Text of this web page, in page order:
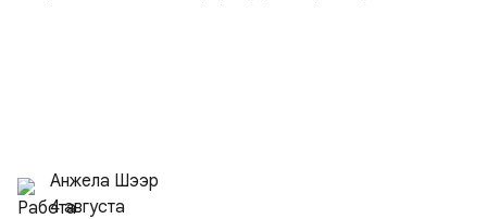
Анжела Шээр
4 августа